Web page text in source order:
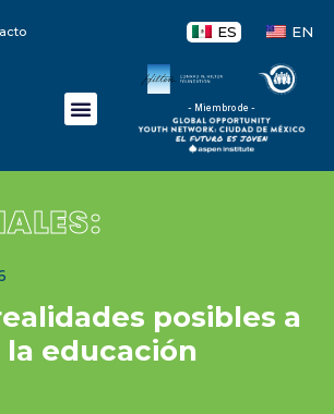
ES EN
- Miembro de -
posibles a
educación